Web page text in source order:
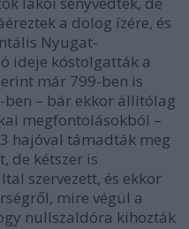
a dolog ízére, és
Nyugat-
ideje kóstolgatták a
már 799-ben is
– bár ekkor állítólag
megfontolásokból –
hajóval támadták meg
de kétszer is
szervezett, és ekkor
mire végül a
nullszaldóra kihozták